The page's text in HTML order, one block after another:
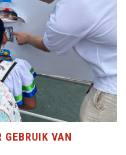
GEBRUIK VAN